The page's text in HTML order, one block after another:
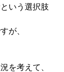
いう選択肢
が、
を考えて、